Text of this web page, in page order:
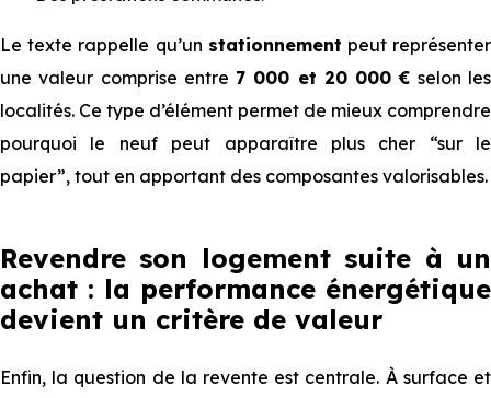
Le texte rappelle qu’un stationnement peut représenter
une valeur comprise entre 7 000 et 20 000 € selon les
localités. Ce type d’élément permet de mieux comprendre
pourquoi le neuf peut apparaître plus cher “sur le
papier”, tout en apportant des composantes valorisables.
Revendre son logement suite à un
achat : la performance énergétique
devient un critère de valeur
Enfin, la question de la revente est centrale. À surface et